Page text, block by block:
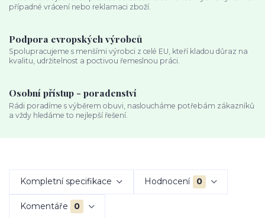
případné vrácení nebo reklamaci zboží.
Podpora evropských výrobců
Spolupracujeme s menšími výrobci z celé EU, kteří kladou důraz na
kvalitu, udržitelnost a poctivou řemeslnou práci.
Osobní přístup - poradenství
Rádi poradíme s výběrem obuvi, nasloucháme potřebám zákazníků
a vždy hledáme to nejlepší řešení.
Kompletní specifikace Hodnocení 0
Komentáře 0